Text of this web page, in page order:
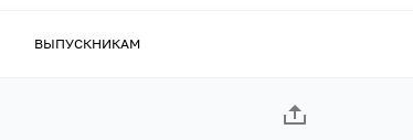
ВЫПУСКНИКАМ